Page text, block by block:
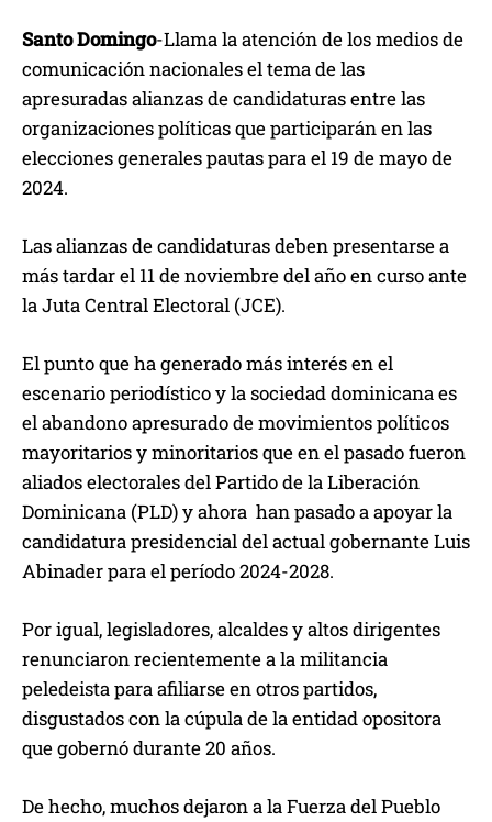
Santo Domingo-Llama la atención de los medios de
comunicación nacionales el tema de las
apresuradas alianzas de candidaturas entre las
organizaciones políticas que participarán en las
elecciones generales pautas para el 19 de mayo de
2024.
Las alianzas de candidaturas deben presentarse a
más tardar el 11 de noviembre del año en curso ante
la Juta Central Electoral (JCE).
El punto que ha generado más interés en el
escenario periodístico y la sociedad dominicana es
el abandono apresurado de movimientos políticos
mayoritarios y minoritarios que en el pasado fueron
aliados electorales del Partido de la Liberación
Dominicana (PLD) y ahora han pasado a apoyar la
candidatura presidencial del actual gobernante Luis
Abinader para el período 2024-2028.
Por igual, legisladores, alcaldes y altos dirigentes
renunciaron recientemente a la militancia
peledeista para afiliarse en otros partidos,
disgustados con la cúpula de la entidad opositora
que gobernó durante 20 años.
De hecho, muchos dejaron a la Fuerza del Pueblo